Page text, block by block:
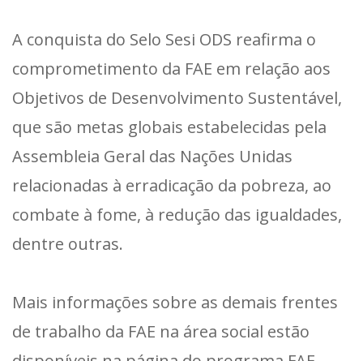
A conquista do Selo Sesi ODS reafirma o
comprometimento da FAE em relação aos
Objetivos de Desenvolvimento Sustentável,
que são metas globais estabelecidas pela
Assembleia Geral das Nações Unidas
relacionadas à erradicação da pobreza, ao
combate à fome, à redução das igualdades,
dentre outras.
Mais informações sobre as demais frentes
de trabalho da FAE na área social estão